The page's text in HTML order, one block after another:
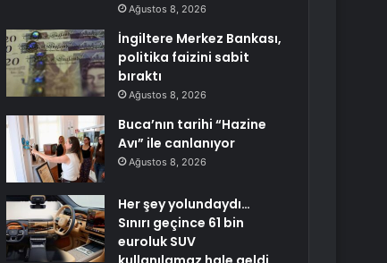
Ağustos 8, 2026
İngiltere Merkez Bankası,
politika faizini sabit
bıraktı
Ağustos 8, 2026
Buca’nın tarihi “Hazine
Avı” ile canlanıyor
Ağustos 8, 2026
Her şey yolundaydı…
Sınırı geçince 61 bin
euroluk SUV